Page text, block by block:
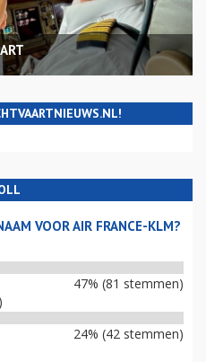
VOOR AIR FRANCE-KLM?
47% (81 stemmen)
24% (42 stemmen)